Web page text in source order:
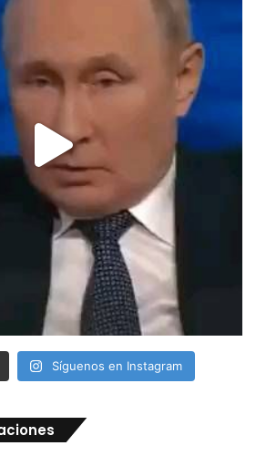
Síguenos en Instagram